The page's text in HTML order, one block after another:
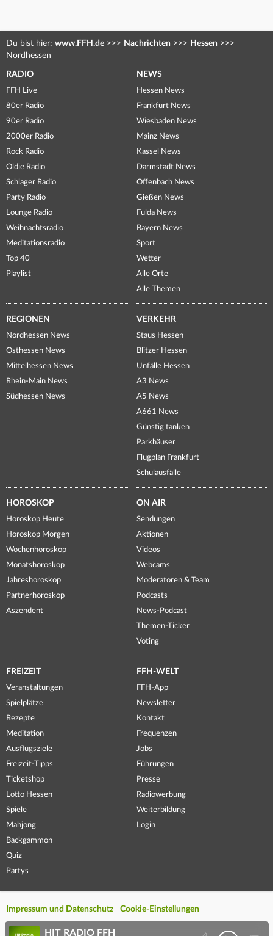
Du bist hier: www.FFH.de >>> Nachrichten >>> Hessen >>>
Nordhessen
RADIO
FFH Live
80er Radio
90er Radio
2000er Radio
Rock Radio
Oldie Radio
Schlager Radio
Party Radio
Lounge Radio
Weihnachtsradio
Meditationsradio
Top 40
Playlist
NEWS
Hessen News
Frankfurt News
Wiesbaden News
Mainz News
Kassel News
Darmstadt News
Offenbach News
Gießen News
Fulda News
Bayern News
Sport
Wetter
Alle Orte
Alle Themen
REGIONEN
Nordhessen News
Osthessen News
Mittelhessen News
Rhein-Main News
Südhessen News
VERKEHR
Staus Hessen
Blitzer Hessen
Unfälle Hessen
A3 News
A5 News
A661 News
Günstig tanken
Parkhäuser
Flugplan Frankfurt
Schulausfälle
HOROSKOP
Horoskop Heute
Horoskop Morgen
Wochenhoroskop
Monatshoroskop
Jahreshoroskop
Partnerhoroskop
Aszendent
ON AIR
Sendungen
Aktionen
Videos
Webcams
Moderatoren & Team
Podcasts
News-Podcast
Themen-Ticker
Voting
FREIZEIT
Veranstaltungen
Spielplätze
Rezepte
Meditation
Ausflugsziele
Freizeit-Tipps
Ticketshop
Lotto Hessen
Spiele
Mahjong
Backgammon
Quiz
Partys
FFH-WELT
FFH-App
Newsletter
Kontakt
Frequenzen
Jobs
Führungen
Presse
Radiowerbung
Weiterbildung
Login
Impressum und Datenschutz Cookie-Einstellungen
HIT RADIO FFH